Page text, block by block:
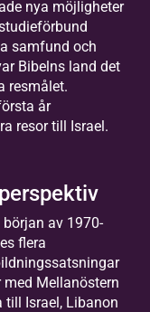
nya möjligheter
samfund och
Bibelns land det
resmålet.
år
resor till Israel.
av 1970-
flera
Mellanöstern
Israel, Libanon